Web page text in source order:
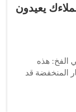
يعيدون
الفخ: هذه
المنخفضة قد
تجارة كراسي
التي تسعى